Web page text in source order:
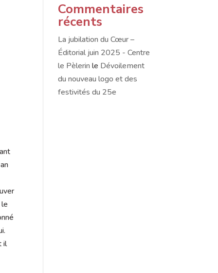
il
Commentaires
récents
La jubilation du Cœur –
Éditorial juin 2025 - Centre
le Pèlerin le Dévoilement
du nouveau logo et des
festivités du 25e